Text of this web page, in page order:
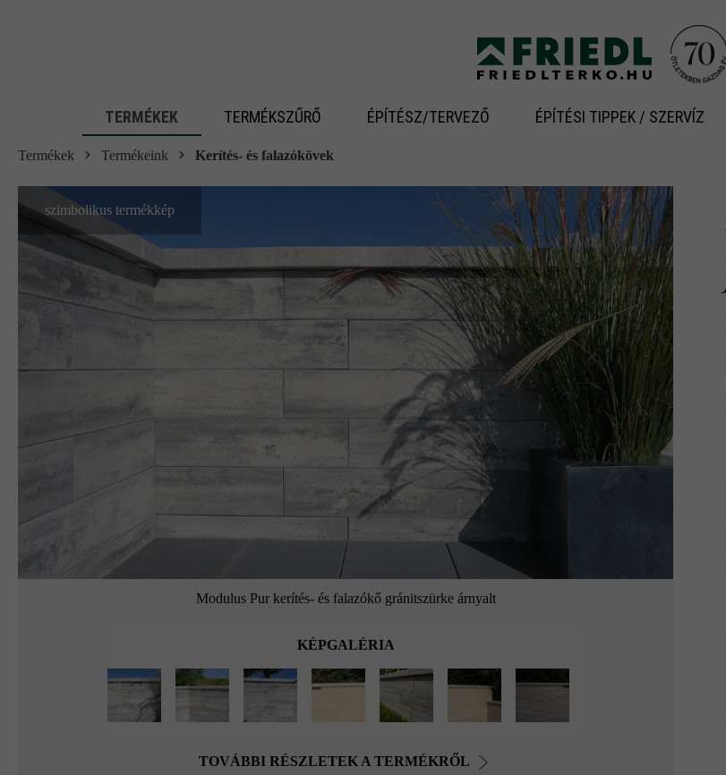
TERMÉKEK TERMÉKSZŰRŐ ÉPÍTÉSZ/TERVEZŐ ÉPÍTÉSI TIPPEK / SZERVÍZ
Termékek Termékeink Kerítés- és falazókövek
Modulus Pur kerítés- és falazókő gránitszürke árnyalt
szimbolikus termékkép
KÉPGALÉRIA
TOVÁBBI RÉSZLETEK A TERMÉKRŐL